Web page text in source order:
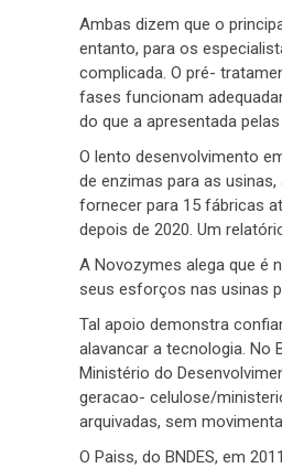
Ambas dizem que o
entanto, para os
complicada. O pré-
fases funcionam
do que a apresentada
O lento desenvolvimento
de enzimas para as
fornecer para 15 fábricas
depois de 2020. Um
A Novozymes alega que é
seus esforços nas usinas
Tal apoio demonstra
alavancar a tecnologia. No
Ministério do
geracao- celulose/
arquivadas, sem
O Paiss, do BNDES, em